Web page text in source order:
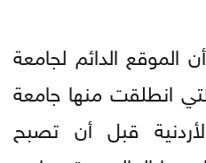
الموقع الدائم لجامعة
انطلقت منها جامعة
قبل أن تصبح